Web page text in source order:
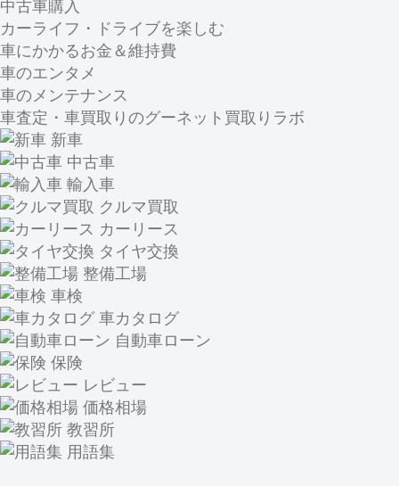
中古車購入
カーライフ・ドライブを楽しむ
車にかかるお金＆維持費
車のエンタメ
車のメンテナンス
車査定・車買取りのグーネット買取りラボ
新車
中古車
輸入車
クルマ買取
カーリース
タイヤ交換
整備工場
車検
車カタログ
自動車ローン
保険
レビュー
価格相場
教習所
用語集